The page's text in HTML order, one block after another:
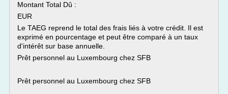
Montant Total Dû :
EUR
Le TAEG reprend le total des frais liés à votre crédit. Il est
exprimé en pourcentage et peut être comparé à un taux
d'intérêt sur base annuelle.
Prêt personnel au Luxembourg chez SFB
Prêt personnel au Luxembourg chez SFB